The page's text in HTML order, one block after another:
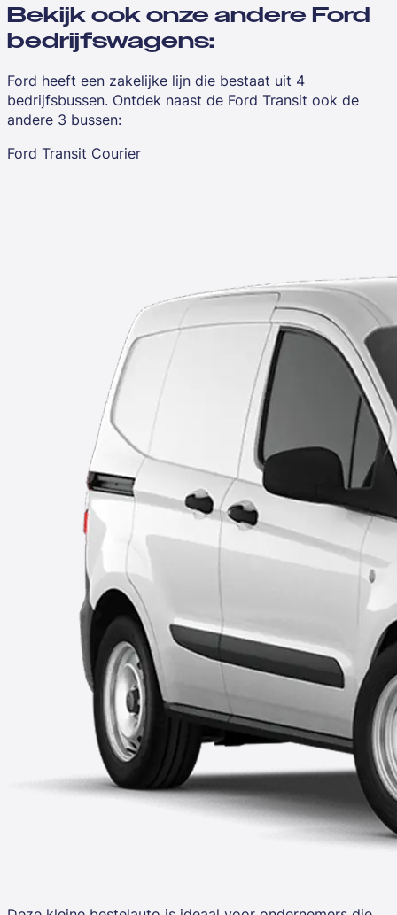
Bekijk ook onze andere Ford
bedrijfswagens:
Ford heeft een zakelijke lijn die bestaat uit 4
bedrijfsbussen. Ontdek naast de Ford Transit ook de
andere 3 bussen:
Ford Transit Courier